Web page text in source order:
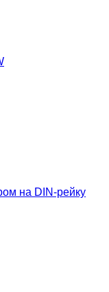
на DIN-рейку